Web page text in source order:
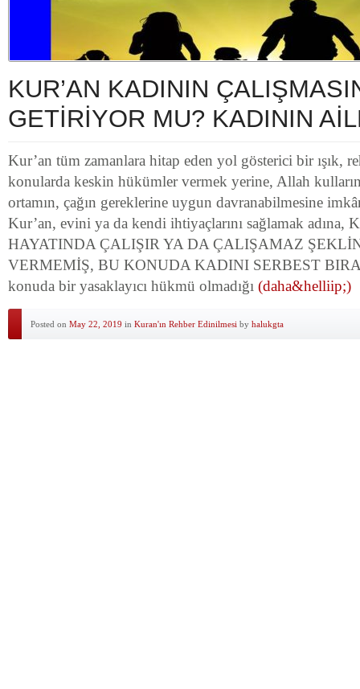
KUR’AN KADININ
GETİRİYOR MU? KADININ
Kur’an tüm zamanlara hitap eden yol gösterici bir ışık,
konularda keskin hükümler vermek yerine, Allah
ortamın, çağın gereklerine uygun davranabilmesine
Kur’an, evini ya da kendi ihtiyaçlarını sağlamak adına,
HAYATINDA ÇALIŞIR YA DA ÇALIŞAMAZ
VERMEMİŞ, BU KONUDA KADINI SERBEST
konuda bir yasaklayıcı hükmü olmadığı (daha&helliip;)
Posted on May 22, 2019 in Kuran'ın Rehber Edinilmesi by halukgta